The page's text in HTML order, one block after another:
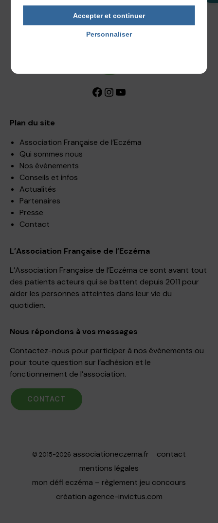
Facebook InstagramYouTube
Plan du site
Association Française de l’Eczéma
Qui sommes nous
Nos événements
Conseils et infos
Actualités
Partenaires
Presse
Contact
L’Association Française de l’Eczéma
L’Association Française de l’Eczéma ce sont avant tout
des patients acteurs qui se battent depuis 2011 pour
aider les personnes atteintes dans leur vie du
quotidien.
Nous répondons à vos messages
Contactez-nous pour participer à nos événements ou
pour toute question sur l’adhésion et le
fonctionnement de l’association.
CONTACT
© 2015-2026 associationeczema.fr
contact
mentions légales
mon défi eczéma – règlement jeu concours
création agence-invictus.com
Accepter et continuer
Personnaliser